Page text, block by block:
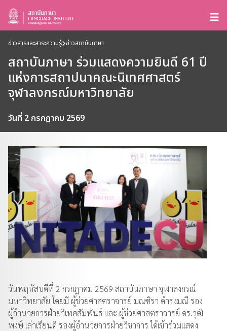
ข่าวสารและสาระความรู้ ข่าวสถาบันภาษา
สถาบันภาษา ร่วมแสดงความยินดี 61 ปี
แห่งการสถาปนาคณะนิเทศศาสตร์
จุฬาลงกรณ์มหาวิทยาลัย
วันที่ 2 กรกฎาคม 2569
วันพฤหัสบดีที่ 2 กรกฎาคม 2569 สถาบันภาษา จุฬาลงกรณ์
มหาวิทยาลัย โดยมี ผู้ช่วยศาสตราจารย์ มณฑิรา ดำรงมณี รอง
ผู้อำนวยการฝ่ายวิเทศสัมพันธ์ และ ผู้ช่วยศาสตราจารย์ ดร.วุฒิ
พงษ์ เล่าเรียนดี รองผู้อำนวยการฝ่ายวิชาการ ได้เข้าร่วมแสดง